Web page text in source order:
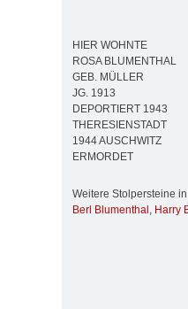
HIER WOHNTE
ROSA BLUMENTHAL
GEB. MÜLLER
JG. 1913
DEPORTIERT 1943
THERESIENSTADT
1944 AUSCHWITZ
ERMORDET
Weitere Stolpersteine in
Berl Blumenthal , Harry